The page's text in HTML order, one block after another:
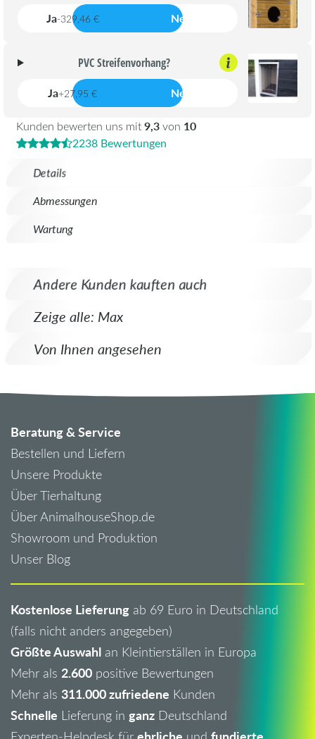
Details
Abmessungen
Wartung
Kunden bewerten uns mit9,3von 10
2238 Bewertungen
Ja-329,46 € Nein
PVC Streifenvorhang?
Ja+27,95 € Nein
Andere Kunden kauften auch
Zeige alle: Max
Von Ihnen angesehen
Beratung & Service
Bestellen und Liefern
Unsere Produkte
Über Tierhaltung
Über AnimalhouseShop.de
Showroom und Produktion
Unser Blog
Kostenlose Lieferung ab 69 Euro in Deutschland
(falls nicht anders angegeben)
Größte Auswahl an Kleintierställen in Europa
Mehr als 2.600 positive Bewertungen
Mehr als 311.000 zufriedene Kunden
Schnelle Lieferung in ganz Deutschland